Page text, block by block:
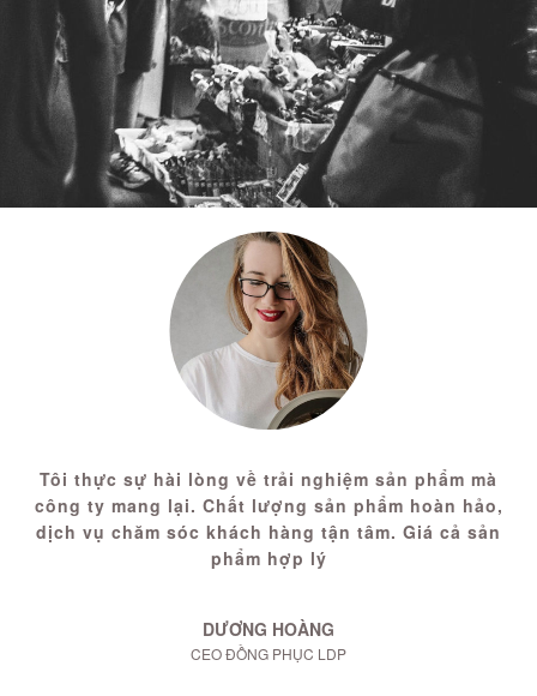
Tôi thực sự hài lòng về trải nghiệm sản phẩm mà
công ty mang lại. Chất lượng sản phẩm hoàn hảo,
dịch vụ chăm sóc khách hàng tận tâm. Giá cả sản
phẩm hợp lý
DƯƠNG HOÀNG
CEO ĐỒNG PHỤC LDP